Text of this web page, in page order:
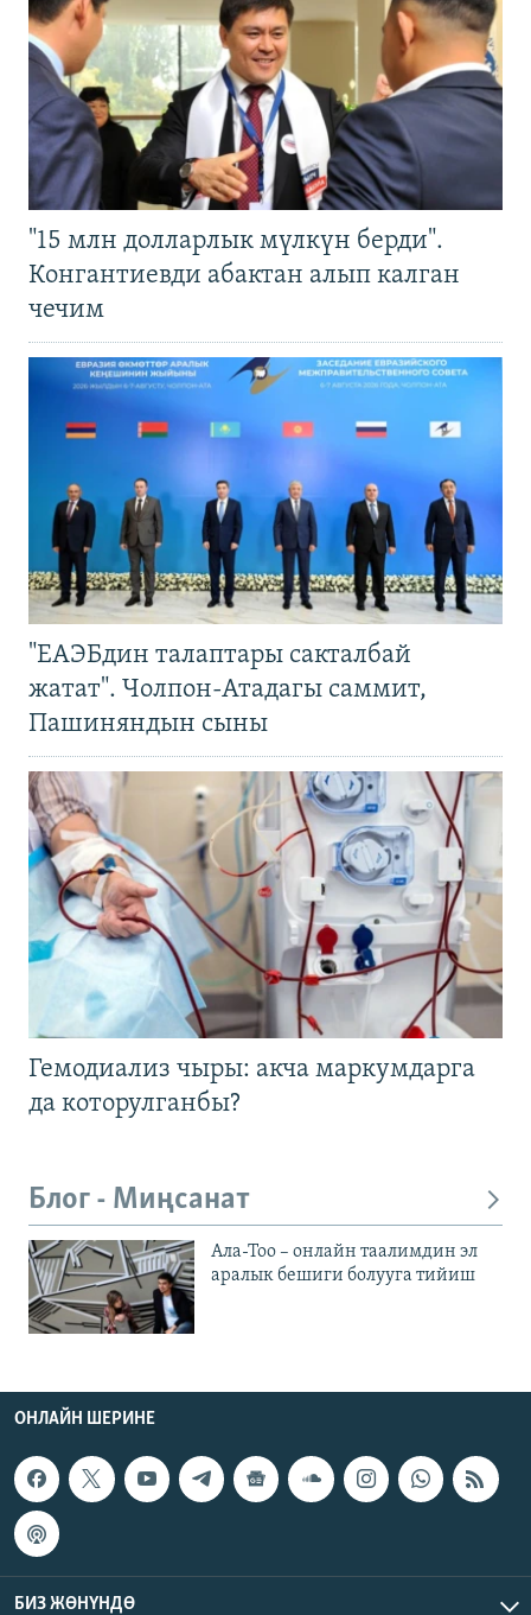
"15 млн долларлык мүлкүн берди".
Конгантиевди абактан алып калган
чечим
"ЕАЭБдин талаптары сакталбай
жатат". Чолпон-Атадагы саммит,
Пашиняндын сыны
Гемодиализ чыры: акча маркумдарга
да которулганбы?
Блог - Миңсанат
Ала-Тоо – онлайн таалимдин эл
аралык бешиги болууга тийиш
ОНЛАЙН ШЕРИНЕ
БИЗ ЖӨНҮНДӨ